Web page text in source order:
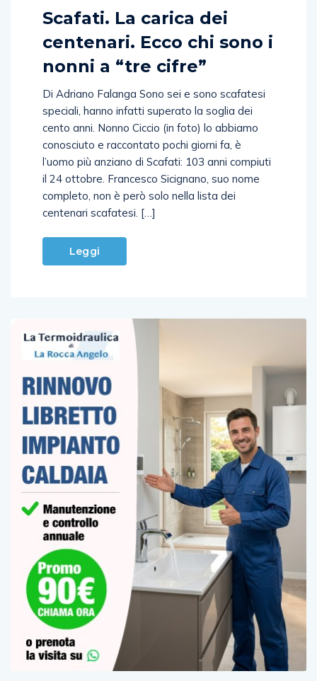
Scafati. La carica dei
centenari. Ecco chi sono i
nonni a “tre cifre”
Di Adriano Falanga Sono sei e sono scafatesi
speciali, hanno infatti superato la soglia dei
cento anni. Nonno Ciccio (in foto) lo abbiamo
conosciuto e raccontato pochi giorni fa, è
l’uomo più anziano di Scafati: 103 anni compiuti
il 24 ottobre. Francesco Sicignano, suo nome
completo, non è però solo nella lista dei
centenari scafatesi. […]
Leggi